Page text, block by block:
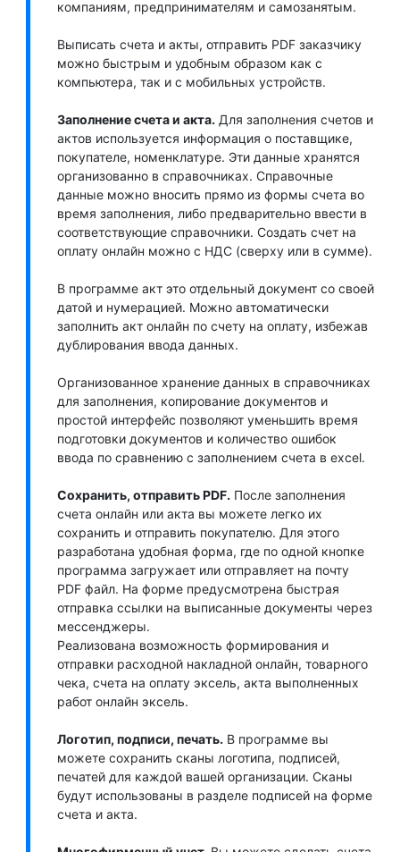
компаниям, предпринимателям и самозанятым.
Выписать счета и акты, отправить PDF заказчику
можно быстрым и удобным образом как с
компьютера, так и с мобильных устройств.
Заполнение счета и акта. Для заполнения счетов и
актов используется информация о поставщике,
покупателе, номенклатуре. Эти данные хранятся
организованно в справочниках. Справочные
данные можно вносить прямо из формы счета во
время заполнения, либо предварительно ввести в
соответствующие справочники. Создать счет на
оплату онлайн можно с НДС (сверху или в сумме).
В программе акт это отдельный документ со своей
датой и нумерацией. Можно автоматически
заполнить акт онлайн по счету на оплату, избежав
дублирования ввода данных.
Организованное хранение данных в справочниках
для заполнения, копирование документов и
простой интерфейс позволяют уменьшить время
подготовки документов и количество ошибок
ввода по сравнению с заполнением счета в excel.
Сохранить, отправить PDF. После заполнения
счета онлайн или акта вы можете легко их
сохранить и отправить покупателю. Для этого
разработана удобная форма, где по одной кнопке
программа загружает или отправляет на почту
PDF файл. На форме предусмотрена быстрая
отправка ссылки на выписанные документы через
мессенджеры.
Реализована возможность формирования и
отправки расходной накладной онлайн, товарного
чека, счета на оплату эксель, акта выполненных
работ онлайн эксель.
Логотип, подписи, печать. В программе вы
можете сохранить сканы логотипа, подписей,
печатей для каждой вашей организации. Сканы
будут использованы в разделе подписей на форме
счета и акта.